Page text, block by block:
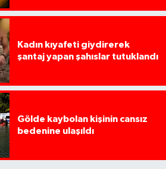
Kadın kıyafeti giydirerek
şantaj yapan şahıslar tutuklandı
Gölde kaybolan kişinin cansız
bedenine ulaşıldı